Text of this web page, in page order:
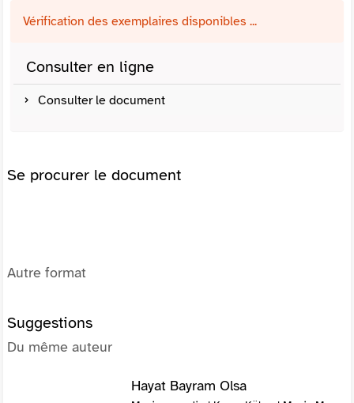
Vérification des exemplaires disponibles ...
Consulter en ligne
Consulter le document
Se procurer le document
Autre format
Suggestions
Du même auteur
Hayat Bayram Olsa